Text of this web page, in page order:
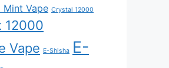
Mint Vape Crystal 12000
12000
Vape E-Shisha E-